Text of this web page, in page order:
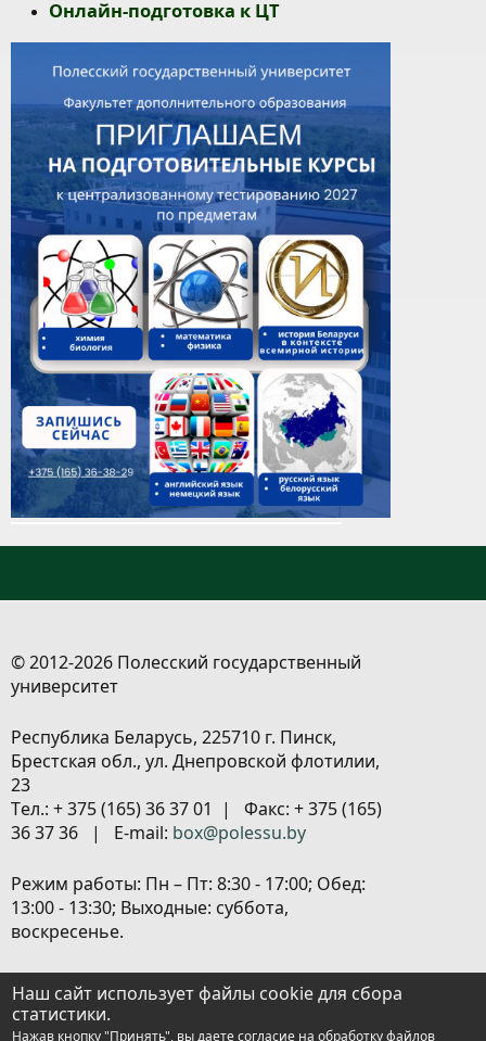
Онлайн-подготовка к ЦТ
© 2012-2026 Полесский государственный
университет
Республика Беларусь, 225710 г. Пинск,
Брестская обл., ул. Днепровской флотилии,
23
Tел.: + 375 (165) 36 37 01 | Факс: + 375 (165)
36 37 36 | E-mail: box@polessu.by
Режим работы: Пн – Пт: 8:30 - 17:00; Обед:
13:00 - 13:30; Выходные: суббота,
воскресенье.
Расположение объектов |
Политика
обработки персональных данных|
Настройка cookies
Наш сайт использует файлы cookie для сбора
статистики.
Нажав кнопку "Принять", вы даете согласие на обработку файлов